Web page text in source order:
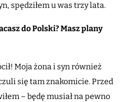
spędziłem u was trzy lata.
do Polski? Masz plany
Moja żona i syn również
się tam znakomicie. Przed
– będę musiał na pewno